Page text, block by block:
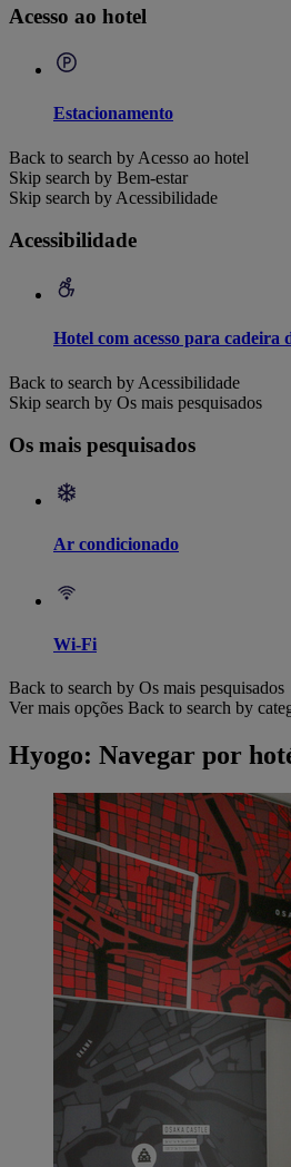
Acesso ao hotel
Estacionamento
Back to search by Acesso ao hotel
Skip search by Bem-estar
Skip search by Acessibilidade
Acessibilidade
Hotel com acesso para cadeira
Back to search by Acessibilidade
Skip search by Os mais pesquisados
Os mais pesquisados
Ar condicionado
Wi-Fi
Back to search by Os mais pesquisados
Ver mais opções Back to search by
Hyogo: Navegar por